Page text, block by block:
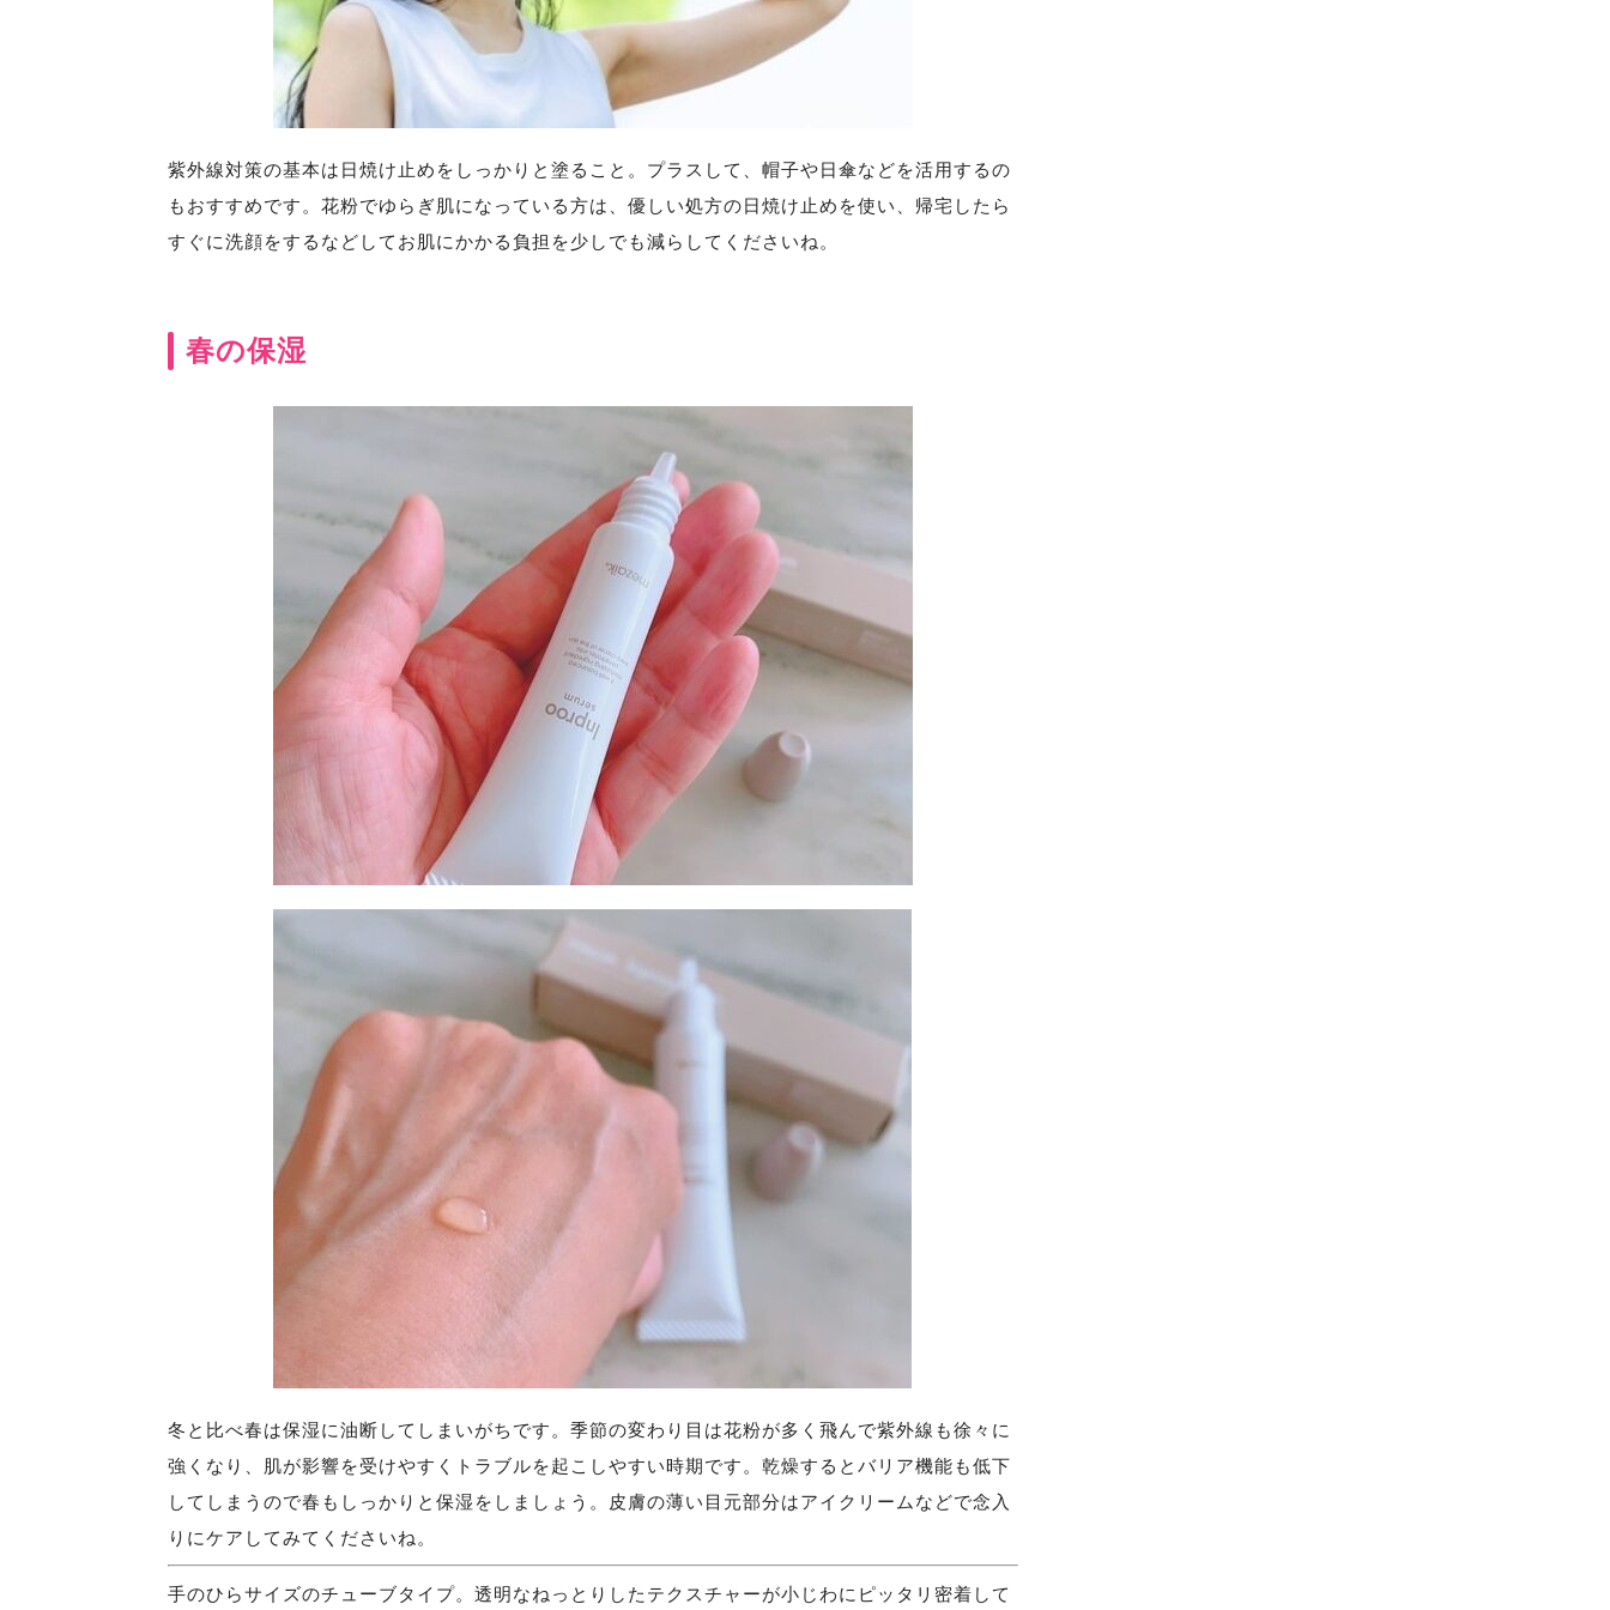
紫外線対策の基本は日焼け止めをしっかりと塗ること。プラスして、帽子や日傘などを活用するの
もおすすめです。花粉でゆらぎ肌になっている方は、優しい処方の日焼け止めを使い、帰宅したら
すぐに洗顔をするなどしてお肌にかかる負担を少しでも減らしてくださいね。
春の保湿
冬と比べ春は保湿に油断してしまいがちです。季節の変わり目は花粉が多く飛んで紫外線も徐々に
強くなり、肌が影響を受けやすくトラブルを起こしやすい時期です。乾燥するとバリア機能も低下
してしまうので春もしっかりと保湿をしましょう。皮膚の薄い目元部分はアイクリームなどで念入
りにケアしてみてくださいね。
手のひらサイズのチューブタイプ。透明なねっとりしたテクスチャーが小じわにピッタリ密着して